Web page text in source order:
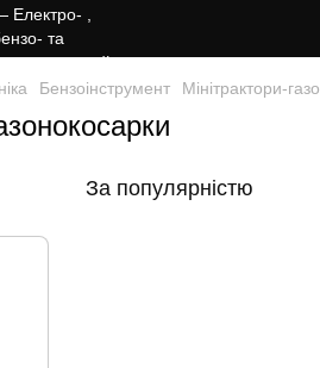
Бензоінструмент Мінітрактори-
За популярністю